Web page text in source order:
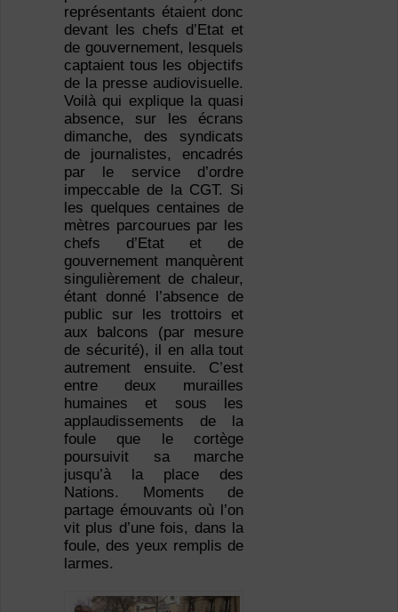
représentants étaient donc
devant les chefs d’Etat et
de gouvernement, lesquels
captaient tous les objectifs
de la presse audiovisuelle.
Voilà qui explique la quasi
absence, sur les écrans
dimanche, des syndicats
de journalistes, encadrés
par le service d’ordre
impeccable de la CGT. Si
les quelques centaines de
mètres parcourues par les
chefs d’Etat et de
gouvernement manquèrent
singulièrement de chaleur,
étant donné l’absence de
public sur les trottoirs et
aux balcons (par mesure
de sécurité), il en alla tout
autrement ensuite. C’est
entre deux murailles
humaines et sous les
applaudissements de la
foule que le cortège
poursuivit sa marche
jusqu’à la place des
Nations. Moments de
partage émouvants où l’on
vit plus d’une fois, dans la
foule, des yeux remplis de
larmes.